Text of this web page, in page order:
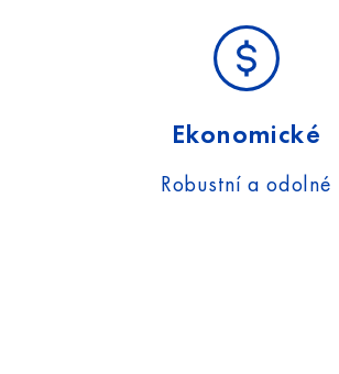
Ekonomické
Robustní a odolné